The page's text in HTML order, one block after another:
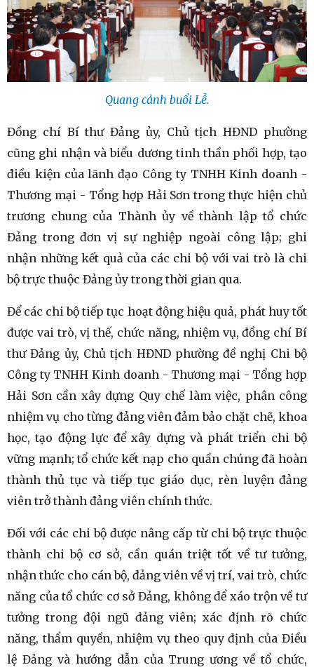
Quang cảnh buổi Lễ.
Đồng chí Bí thư Đảng ủy, Chủ tịch HĐND phường
cũng ghi nhận và biểu dương tinh thần phối hợp, tạo
điều kiện của lãnh đạo Công ty TNHH Kinh doanh -
Thương mại - Tổng hợp Hải Sơn trong thực hiện chủ
trương chung của Thành ủy về thành lập tổ chức
Đảng trong đơn vị sự nghiệp ngoài công lập; ghi
nhận những kết quả của các chi bộ với vai trò là chi
bộ trực thuộc Đảng ủy trong thời gian qua.
Để các chi bộ tiếp tục hoạt động hiệu quả, phát huy tốt
được vai trò, vị thế, chức năng, nhiệm vụ, đồng chí Bí
thư Đảng ủy, Chủ tịch HĐND phường đề nghị Chi bộ
Công ty TNHH Kinh doanh - Thương mại - Tổng hợp
Hải Sơn cần xây dựng Quy chế làm việc, phân công
nhiệm vụ cho từng đảng viên đảm bảo chặt chẽ, khoa
học, tạo động lực để xây dựng và phát triển chi bộ
vững mạnh; tổ chức kết nạp cho quần chúng đã hoàn
thành thủ tục và tiếp tục giáo dục, rèn luyện đảng
viên trở thành đảng viên chính thức.
Đối với các chi bộ được nâng cấp từ chi bộ trực thuộc
thành chi bộ cơ sở, cần quán triệt tốt về tư tưởng,
nhận thức cho cán bộ, đảng viên về vị trí, vai trò, chức
năng của tổ chức cơ sở Đảng, không để xáo trộn về tư
tưởng trong đội ngũ đảng viên; xác định rõ chức
năng, thẩm quyền, nhiệm vụ theo quy định của Điều
lệ Đảng và hướng dẫn của Trung ương về tổ chức,